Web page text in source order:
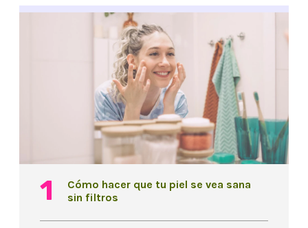
Cómo hacer que tu piel se vea sana
sin filtros